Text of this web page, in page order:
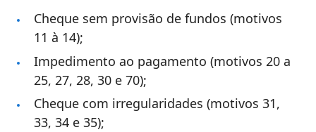
Cheque sem provisão de fundos (motivos
11 à 14);
Impedimento ao pagamento (motivos 20 a
25, 27, 28, 30 e 70);
Cheque com irregularidades (motivos 31,
33, 34 e 35);